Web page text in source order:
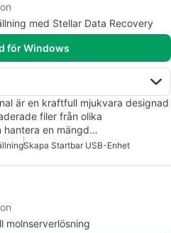
med Stellar Data Recovery
för Windows
är en kraftfull mjukvara designad
filer från olika
hantera en mängd…
Skapa Startbar USB-Enhet
molnserverlösning